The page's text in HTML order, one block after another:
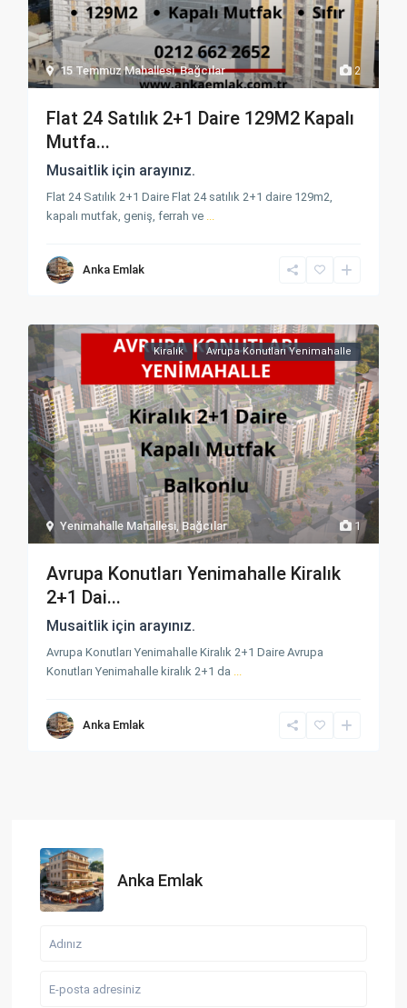
2
15 Temmuz Mahallesi,Bağcılar
Flat 24 Satılık 2+1 Daire 129M2 Kapalı
Mutfa...
Musaitlik için arayınız.
Flat 24 Satılık 2+1 Daire Flat 24 satılık 2+1 daire 129m2,
kapalı mutfak, geniş, ferrah ve ...
Anka Emlak
1
Yenimahalle Mahallesi, Bağcılar
Kiralık Avrupa Konutları Yenimahalle
Avrupa Konutları Yenimahalle Kiralık
2+1 Dai...
Musaitlik için arayınız.
Avrupa Konutları Yenimahalle Kiralık 2+1 Daire Avrupa
Konutları Yenimahalle kiralık 2+1 da ...
Anka Emlak
Anka Emlak